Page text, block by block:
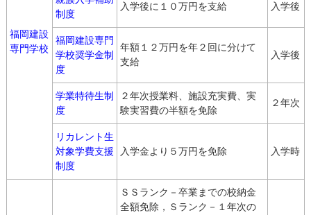
福岡建設
専門学校
制度
入学後に１０万円を支給 入学後
福岡建設専門
学校奨学金制
度
年額１２万円を年２回に分けて
支給
入学後
学業特待生制
度
２年次授業料、施設充実費、実
験実習費の半額を免除
２年次
リカレント生
対象学費支援
制度
入学金より５万円を免除 入学時
ＳＳランク－卒業までの校納金
全額免除，Ｓランク－１年次の